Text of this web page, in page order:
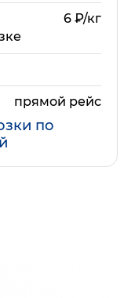
6 ₽/кг
прямой рейс
по